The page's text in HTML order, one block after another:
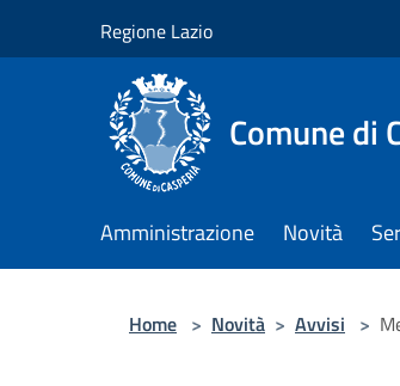
Regione Lazio
Comune di
Amministrazione Novità
Home > Novità > Avvisi >